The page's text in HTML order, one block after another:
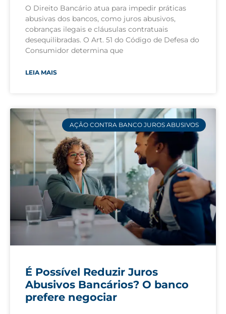
O Direito Bancário atua para impedir práticas
abusivas dos bancos, como juros abusivos,
cobranças ilegais e cláusulas contratuais
desequilibradas. O Art. 51 do Código de Defesa do
Consumidor determina que
LEIA MAIS
AÇÃO CONTRA BANCO JUROS ABUSIVOS
É Possível Reduzir Juros
Abusivos Bancários? O banco
prefere negociar